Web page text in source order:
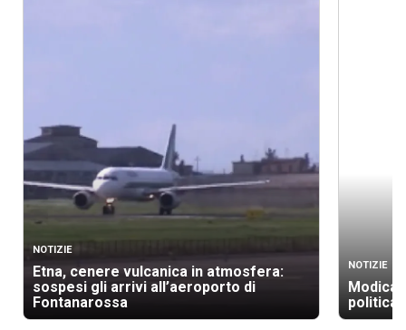
NOTIZIE
Etna, cenere vulcanica in atmosfera:
sospesi gli arrivi all’aeroporto di
Fontanarossa
NOTIZIE
politica